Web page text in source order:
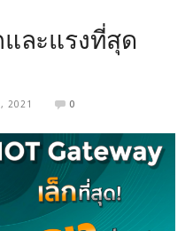
และแรงที่สุด
2021 0